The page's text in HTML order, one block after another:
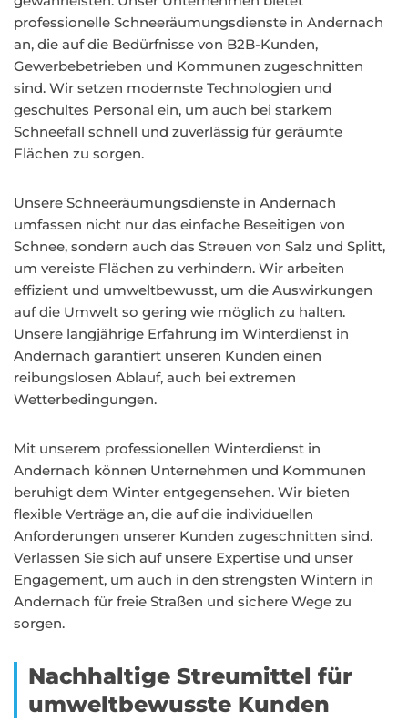
professionelle Schneeräumungsdienste in Andernach
an, die auf die Bedürfnisse von B2B-Kunden,
Gewerbebetrieben und Kommunen zugeschnitten
sind. Wir setzen modernste Technologien und
geschultes Personal ein, um auch bei starkem
Schneefall schnell und zuverlässig für geräumte
Flächen zu sorgen.
Unsere Schneeräumungsdienste in Andernach
umfassen nicht nur das einfache Beseitigen von
Schnee, sondern auch das Streuen von Salz und Splitt,
um vereiste Flächen zu verhindern. Wir arbeiten
effizient und umweltbewusst, um die Auswirkungen
auf die Umwelt so gering wie möglich zu halten.
Unsere langjährige Erfahrung im Winterdienst in
Andernach garantiert unseren Kunden einen
reibungslosen Ablauf, auch bei extremen
Wetterbedingungen.
Mit unserem professionellen Winterdienst in
Andernach können Unternehmen und Kommunen
beruhigt dem Winter entgegensehen. Wir bieten
flexible Verträge an, die auf die individuellen
Anforderungen unserer Kunden zugeschnitten sind.
Verlassen Sie sich auf unsere Expertise und unser
Engagement, um auch in den strengsten Wintern in
Andernach für freie Straßen und sichere Wege zu
sorgen.
Nachhaltige Streumittel für
umweltbewusste Kunden